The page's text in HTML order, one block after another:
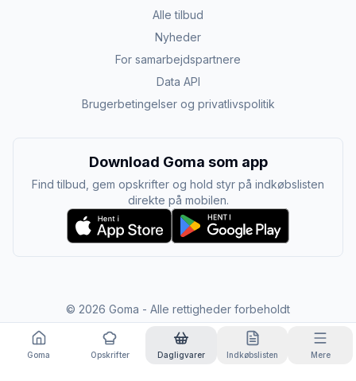
Alle tilbud
Nyheder
For samarbejdspartnere
Data API
Brugerbetingelser og privatlivspolitik
Download Goma som app
Find tilbud, gem opskrifter og hold styr på indkøbslisten
direkte på mobilen.
© 2026 Goma - Alle rettigheder forbeholdt
Goma Opskrifter Dagligvarer Indkøbslisten Mere